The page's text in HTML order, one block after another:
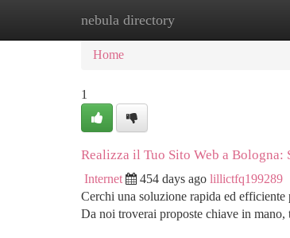
nebula directory
Home New Site Listings
Home
1
Realizza il Tuo Sito Web a
Internet 454 days ago lillictfq199289
Cerchi una soluzione rapida ed
Da noi troverai proposte chiave in mano,